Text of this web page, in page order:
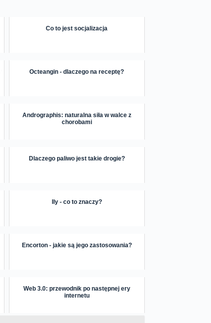
Co to jest socjalizacja
Octeangin - dlaczego na receptę?
Andrographis: naturalna siła w walce z
chorobami
Dlaczego paliwo jest takie drogie?
Ily - co to znaczy?
Encorton - jakie są jego zastosowania?
Web 3.0: przewodnik po następnej ery
internetu